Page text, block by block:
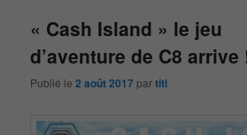
« Cash Island » le jeu
d’aventure de C8 arrive
Publié le2 août 2017 partiti